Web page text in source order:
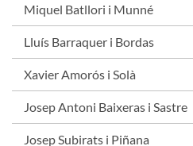
Miquel Batllori i Munné
Lluís Barraquer i Bordas
Xavier Amorós i Solà
Josep Antoni Baixeras i Sastre
Josep Subirats i Piñana